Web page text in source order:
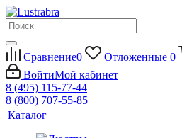
Сравнение0 Отложенные 0
ВойтиМой кабинет
8 (495) 115-77-44
8 (800) 707-55-85
Каталог